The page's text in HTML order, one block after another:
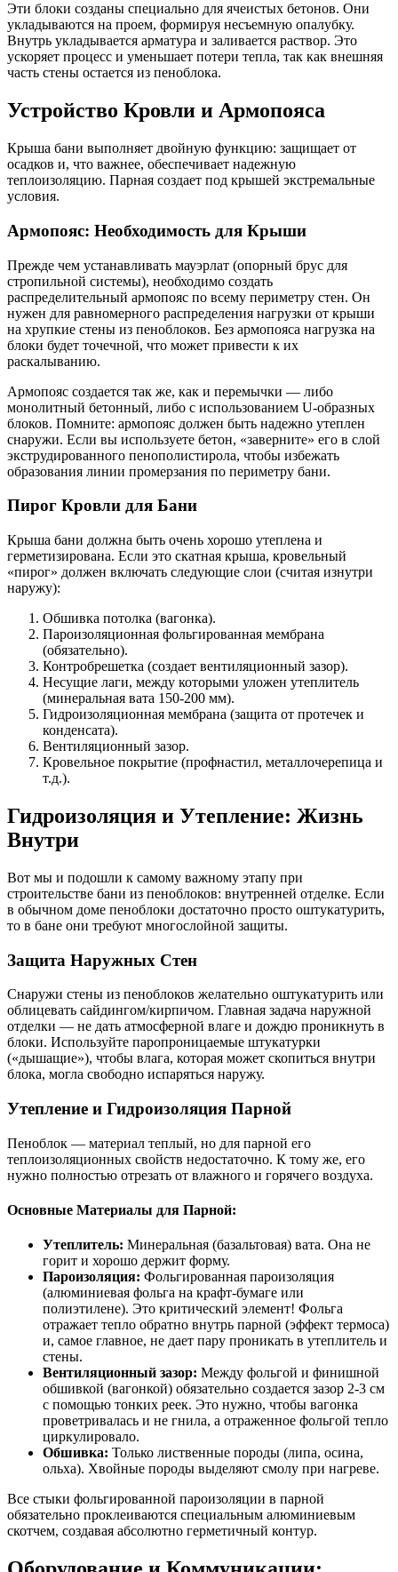
Эти блоки созданы специально для ячеистых бетонов. Они
укладываются на проем, формируя несъемную опалубку.
Внутрь укладывается арматура и заливается раствор. Это
ускоряет процесс и уменьшает потери тепла, так как внешняя
часть стены остается из пеноблока.
Устройство Кровли и Армопояса
Крыша бани выполняет двойную функцию: защищает от
осадков и, что важнее, обеспечивает надежную
теплоизоляцию. Парная создает под крышей экстремальные
условия.
Армопояс: Необходимость для Крыши
Прежде чем устанавливать мауэрлат (опорный брус для
стропильной системы), необходимо создать
распределительный армопояс по всему периметру стен. Он
нужен для равномерного распределения нагрузки от крыши
на хрупкие стены из пеноблоков. Без армопояса нагрузка на
блоки будет точечной, что может привести к их
раскалыванию.
Армопояс создается так же, как и перемычки — либо
монолитный бетонный, либо с использованием U-образных
блоков. Помните: армопояс должен быть надежно утеплен
снаружи. Если вы используете бетон, «заверните» его в слой
экструдированного пенополистирола, чтобы избежать
образования линии промерзания по периметру бани.
Пирог Кровли для Бани
Крыша бани должна быть очень хорошо утеплена и
герметизирована. Если это скатная крыша, кровельный
«пирог» должен включать следующие слои (считая изнутри
наружу):
Обшивка потолка (вагонка).
Пароизоляционная фольгированная мембрана
(обязательно).
Контробрешетка (создает вентиляционный зазор).
Несущие лаги, между которыми уложен утеплитель
(минеральная вата 150-200 мм).
Гидроизоляционная мембрана (защита от протечек и
конденсата).
Вентиляционный зазор.
Кровельное покрытие (профнастил, металлочерепица и
т.д.).
Гидроизоляция и Утепление: Жизнь
Внутри
Вот мы и подошли к самому важному этапу при
строительстве бани из пеноблоков: внутренней отделке. Если
в обычном доме пеноблоки достаточно просто оштукатурить,
то в бане они требуют многослойной защиты.
Защита Наружных Стен
Снаружи стены из пеноблоков желательно оштукатурить или
облицевать сайдингом/кирпичом. Главная задача наружной
отделки — не дать атмосферной влаге и дождю проникнуть в
блоки. Используйте паропроницаемые штукатурки
(«дышащие»), чтобы влага, которая может скопиться внутри
блока, могла свободно испаряться наружу.
Утепление и Гидроизоляция Парной
Пеноблок — материал теплый, но для парной его
теплоизоляционных свойств недостаточно. К тому же, его
нужно полностью отрезать от влажного и горячего воздуха.
Основные Материалы для Парной:
Утеплитель: Минеральная (базальтовая) вата. Она не
горит и хорошо держит форму.
Пароизоляция: Фольгированная пароизоляция
(алюминиевая фольга на крафт-бумаге или
полиэтилене). Это критический элемент! Фольга
отражает тепло обратно внутрь парной (эффект термоса)
и, самое главное, не дает пару проникать в утеплитель и
стены.
Вентиляционный зазор: Между фольгой и финишной
обшивкой (вагонкой) обязательно создается зазор 2-3 см
с помощью тонких реек. Это нужно, чтобы вагонка
проветривалась и не гнила, а отраженное фольгой тепло
циркулировало.
Обшивка: Только лиственные породы (липа, осина,
ольха). Хвойные породы выделяют смолу при нагреве.
Все стыки фольгированной пароизоляции в парной
обязательно проклеиваются специальным алюминиевым
скотчем, создавая абсолютно герметичный контур.